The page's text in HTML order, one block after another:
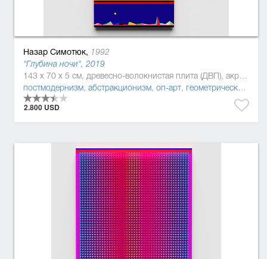
Назар Симотюк, 1992
"Глубина ночи", 2019
143 x 70 x 5 см, древесно-волокнистая плита (ДВП), акриловая краска, Дерево, полиуретан
постмодернизм, абстракционизм, оп-арт, геометрический абстракционизм
2.800 USD